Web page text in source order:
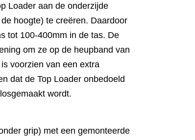
Loader aan de onderzijde
hoogte) te creëren. Daardoor
tot 100-400mm in de tas. De
om ze op de heupband van
voorzien van een extra
dat de Top Loader onbedoeld
wordt.
grip) met een gemonteerde